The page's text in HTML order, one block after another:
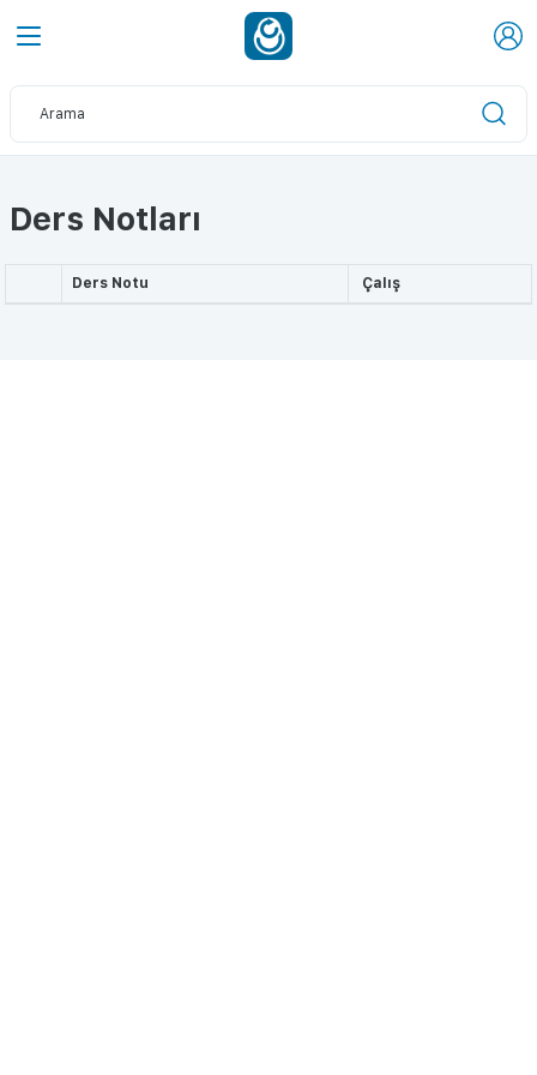
Ders Notları
Ders Notu Çalış